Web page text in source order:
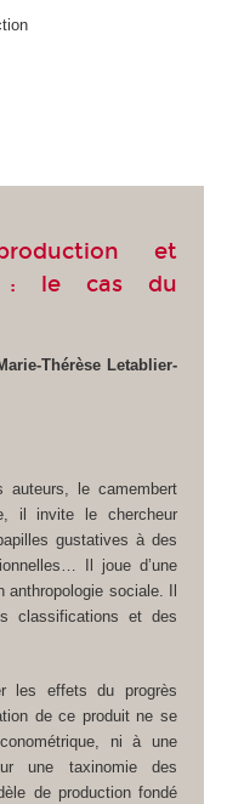
et
: le cas du
Thérèse Letablier-
auteurs, le camembert
il invite le chercheur
gustatives à des
Il joue d’une
anthropologie sociale. Il
classifications et des
les effets du progrès
de ce produit ne se
ni à une
une taxinomie des
de production fondé